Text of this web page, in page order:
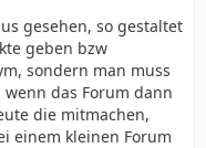
gesehen, so gestaltet
geben bzw
sondern man muss
das Forum dann
die mitmachen,
einem kleinen Forum